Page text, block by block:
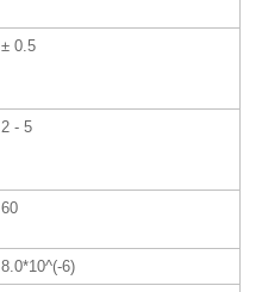
± 0.5
2 - 5
60
8.0*10^(-6)